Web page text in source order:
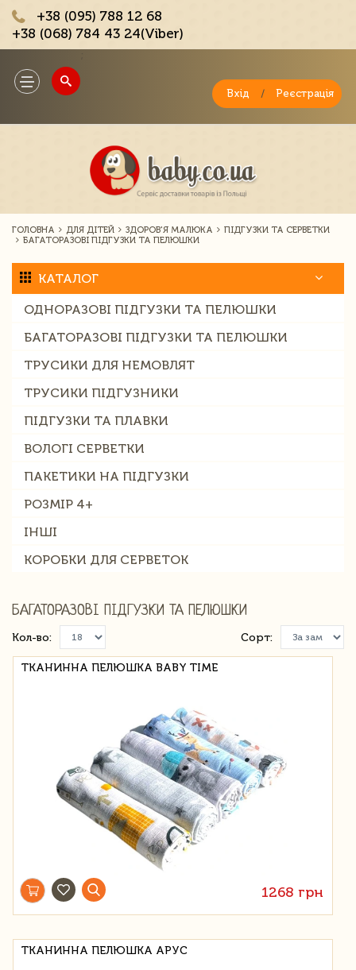
+38 (095) 788 12 68
+38 (068) 784 43 24(Viber)
Toggle
navigation
Вхід / Реєстрація
ГОЛОВНА ДЛЯ ДІТЕЙ ЗДОРОВ'Я МАЛЮКА
ПІДГУЗКИ ТА СЕРВЕТКИ
БАГАТОРАЗОВІ ПІДГУЗКИ ТА ПЕЛЮШКИ
КАТАЛОГ
ОДНОРАЗОВІ ПІДГУЗКИ ТА ПЕЛЮШКИ
БАГАТОРАЗОВІ ПІДГУЗКИ ТА ПЕЛЮШКИ
ТРУСИКИ ДЛЯ НЕМОВЛЯТ
ТРУСИКИ ПІДГУЗНИКИ
ПІДГУЗКИ ТА ПЛАВКИ
ВОЛОГІ СЕРВЕТКИ
ПАКЕТИКИ НА ПІДГУЗКИ
РОЗМІР 4+
ІНШІ
КОРОБКИ ДЛЯ СЕРВЕТОК
БАГАТОРАЗОВІ ПІДГУЗКИ ТА ПЕЛЮШКИ
Кол-во: Сорт:
ТКАНИННА ПЕЛЮШКА BABY TIME
1268 грн
ТКАНИННА ПЕЛЮШКА АРУС